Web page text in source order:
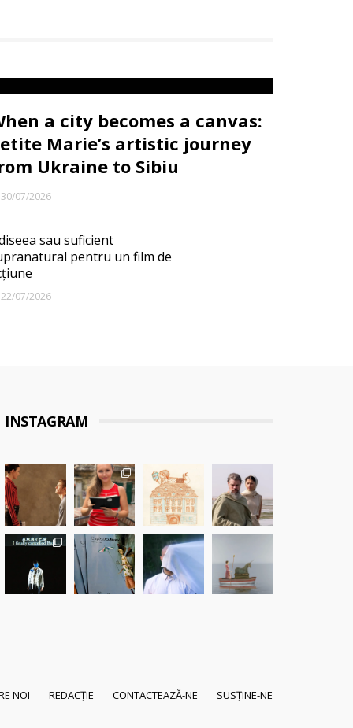
a city becomes a canvas:
Marie’s artistic journey
Ukraine to Sibiu
30/07/2026
sau suficient
pentru un film de
22/07/2026
INSTAGRAM
NOI REDACȚIE CONTACTEAZĂ-NE SUSȚINE-NE